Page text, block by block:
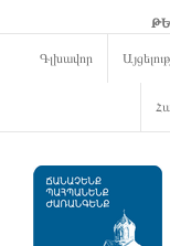
Գլխավոր